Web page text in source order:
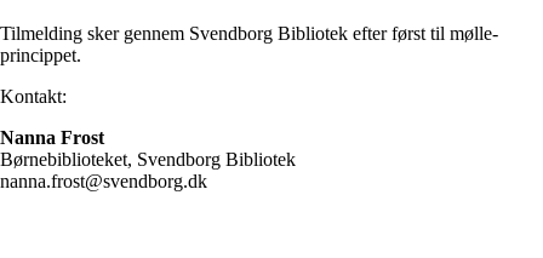
Tilmelding sker gennem Svendborg Bibliotek efter først til mølle-
princippet.
Kontakt:
Nanna Frost
Børnebiblioteket, Svendborg Bibliotek
nanna.frost@svendborg.dk